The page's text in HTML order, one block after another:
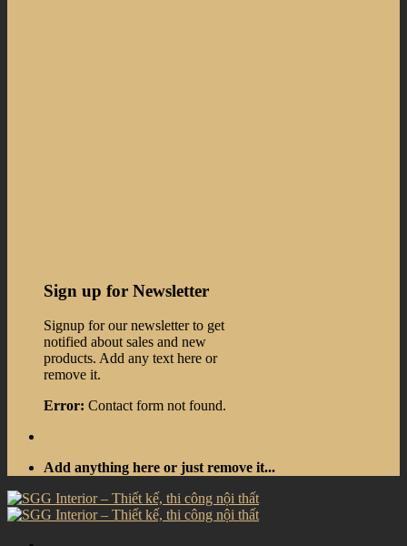
Sign up for Newsletter
Signup for our newsletter to get
notified about sales and new
products. Add any text here or
remove it.
Error: Contact form not found.
Add anything here or just remove it...